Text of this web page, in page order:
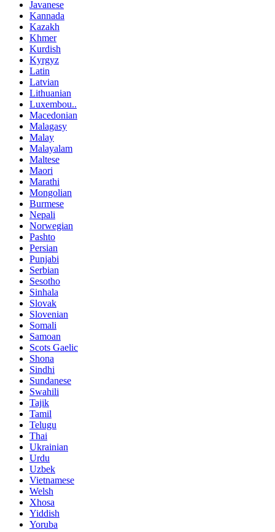
Javanese
Kannada
Kazakh
Khmer
Kurdish
Kyrgyz
Latin
Latvian
Lithuanian
Luxembou..
Macedonian
Malagasy
Malay
Malayalam
Maltese
Maori
Marathi
Mongolian
Burmese
Nepali
Norwegian
Pashto
Persian
Punjabi
Serbian
Sesotho
Sinhala
Slovak
Slovenian
Somali
Samoan
Scots Gaelic
Shona
Sindhi
Sundanese
Swahili
Tajik
Tamil
Telugu
Thai
Ukrainian
Urdu
Uzbek
Vietnamese
Welsh
Xhosa
Yiddish
Yoruba